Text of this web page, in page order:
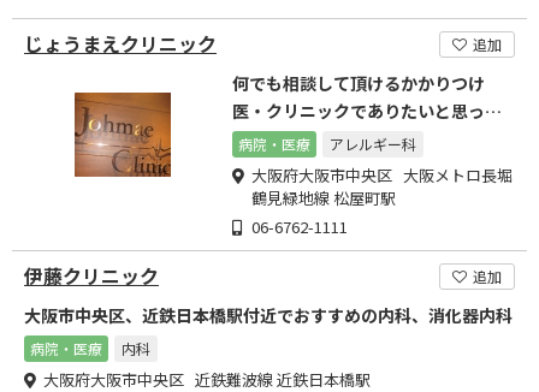
じょうまえクリニック 追加
何でも相談して頂けるかかりつけ
医・クリニックでありたいと思って
おります。
病院・医療 アレルギー科
大阪府大阪市中央区 大阪メトロ長堀
鶴見緑地線 松屋町駅
06-6762-1111
伊藤クリニック 追加
大阪市中央区、近鉄日本橋駅付近でおすすめの内科、消化器内科
病院・医療 内科
大阪府大阪市中央区 近鉄難波線 近鉄日本橋駅